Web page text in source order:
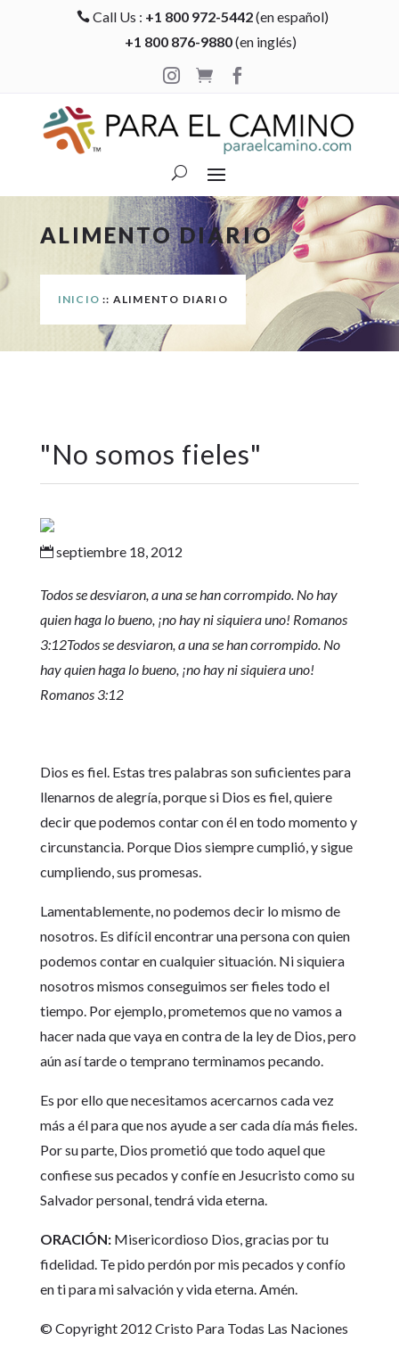
 Call Us : +1 800 972-5442(en español)
+1 800 876-9880(en inglés)

 
ALIMENTO DIARIO
INICIO :: ALIMENTO DIARIO
"No somos fieles"
septiembre 18, 2012
Todos se desviaron, a una se han corrompido. No hay
quien haga lo bueno, ¡no hay ni siquiera uno! Romanos
3:12Todos se desviaron, a una se han corrompido. No
hay quien haga lo bueno, ¡no hay ni siquiera uno!
Romanos 3:12
Dios es fiel. Estas tres palabras son suficientes para
llenarnos de alegría, porque si Dios es fiel, quiere
decir que podemos contar con él en todo momento y
circunstancia. Porque Dios siempre cumplió, y sigue
cumpliendo, sus promesas.
Lamentablemente, no podemos decir lo mismo de
nosotros. Es difícil encontrar una persona con quien
podemos contar en cualquier situación. Ni siquiera
nosotros mismos conseguimos ser fieles todo el
tiempo. Por ejemplo, prometemos que no vamos a
hacer nada que vaya en contra de la ley de Dios, pero
aún así tarde o temprano terminamos pecando.
Es por ello que necesitamos acercarnos cada vez
más a él para que nos ayude a ser cada día más fieles.
Por su parte, Dios prometió que todo aquel que
confiese sus pecados y confíe en Jesucristo como su
Salvador personal, tendrá vida eterna.
ORACIÓN:Misericordioso Dios, gracias por tu
fidelidad. Te pido perdón por mis pecados y confío
en ti para mi salvación y vida eterna. Amén.
© Copyright 2012 Cristo Para Todas Las Naciones